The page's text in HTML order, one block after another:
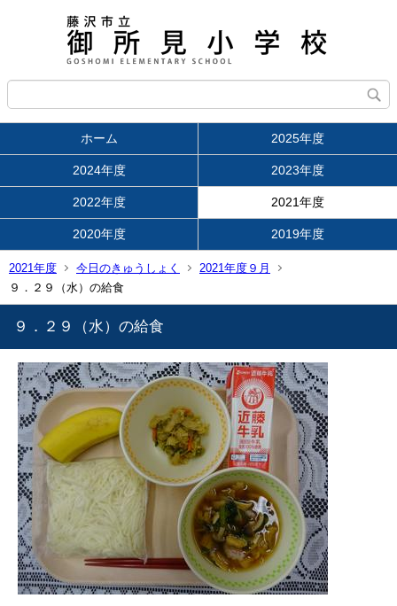
ホーム 2025年度
2024年度 2023年度
2022年度 2021年度
2020年度 2019年度
2021年度 今日のきゅうしょく
2021年度９月
９．２９（水）の給食
９．２９（水）の給食